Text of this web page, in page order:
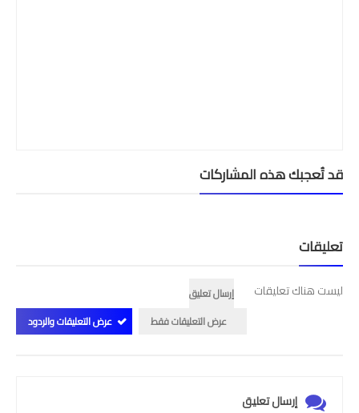
قد تُعجبك هذه المشاركات
تعليقات
ليست هناك تعليقات
إرسال تعليق
عرض التعليقات فقط
عرض التعليقات والردود
إرسال تعليق